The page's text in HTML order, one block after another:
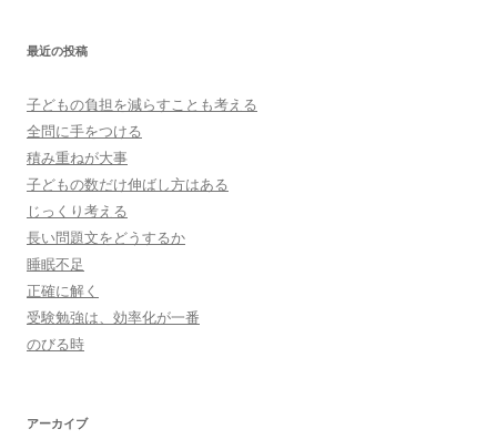
最近の投稿
子どもの負担を減らすことも考える
全問に手をつける
積み重ねが大事
子どもの数だけ伸ばし方はある
じっくり考える
長い問題文をどうするか
睡眠不足
正確に解く
受験勉強は、効率化が一番
のびる時
アーカイブ